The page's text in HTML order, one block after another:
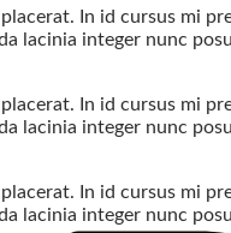
In id cursus mi
lacinia integer nunc
In id cursus mi
lacinia integer nunc
In id cursus mi
lacinia integer nunc